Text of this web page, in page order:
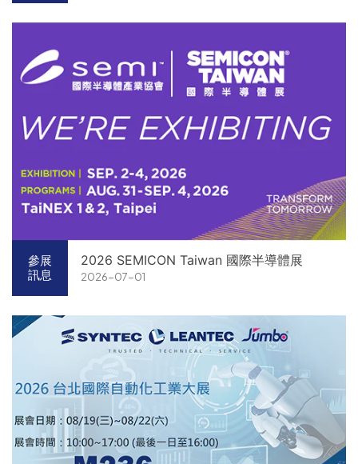
參展
訊息
2026 SEMICON Taiwan 國際半導體展
2026-07-01